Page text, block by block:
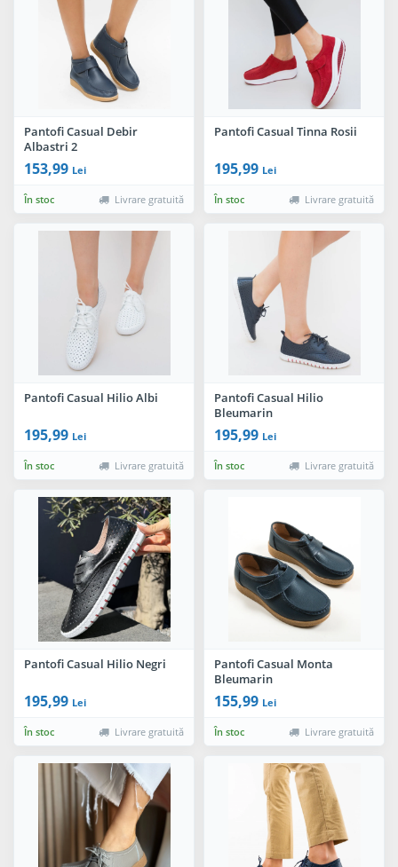
Pantofi Casual Debir
Albastri 2
153,99 Lei
În stoc Livrare gratuită
Pantofi Casual Tinna Rosii
195,99 Lei
În stoc Livrare gratuită
Pantofi Casual Hilio Albi
195,99 Lei
În stoc Livrare gratuită
Pantofi Casual Hilio
Bleumarin
195,99 Lei
În stoc Livrare gratuită
Pantofi Casual Hilio Negri
195,99 Lei
În stoc Livrare gratuită
Pantofi Casual Monta
Bleumarin
155,99 Lei
În stoc Livrare gratuită